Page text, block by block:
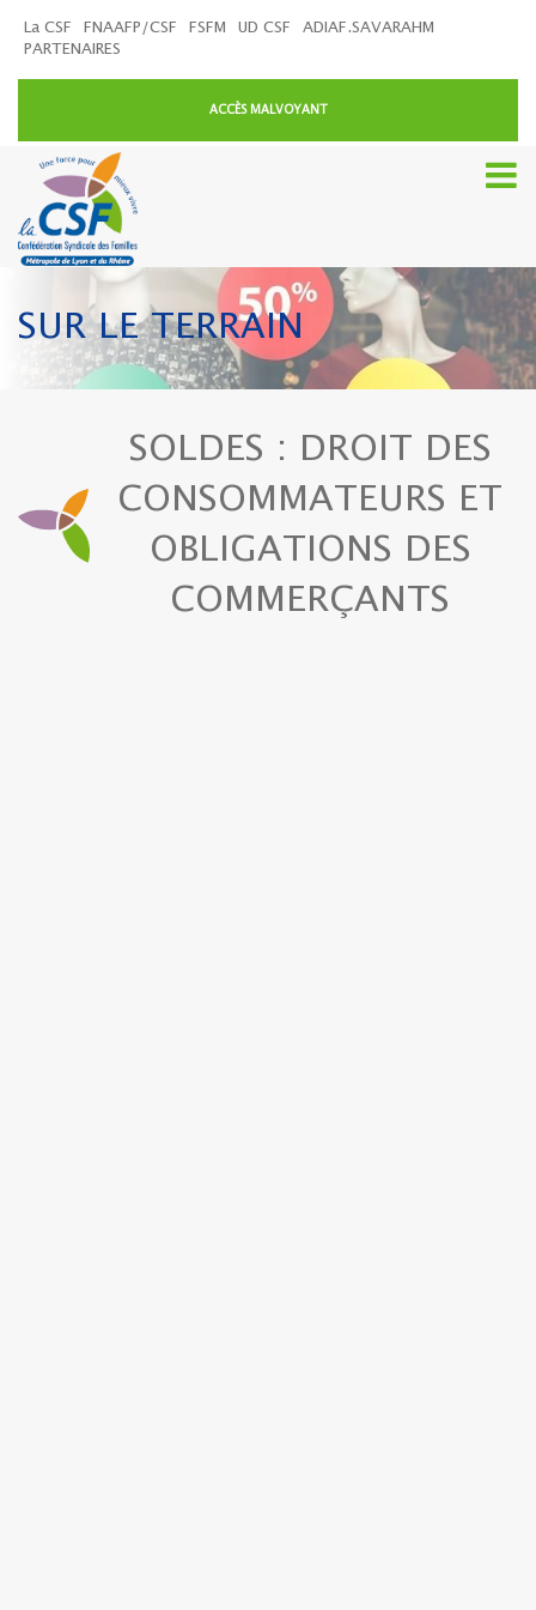
La CSF FNAAFP/CSF FSFM UD CSF
ADIAF.SAVARAHM
PARTENAIRES
ACCÈS MALVOYANT
SUR LE TERRAIN
SOLDES : DROIT DES
CONSOMMATEURS ET
OBLIGATIONS DES
COMMERÇANTS